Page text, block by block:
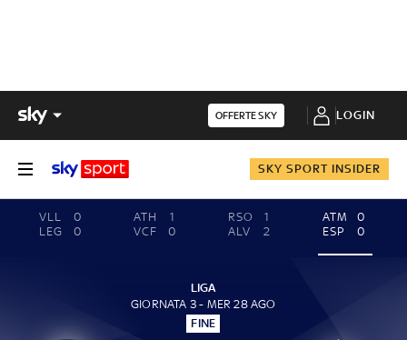
OFFERTE SKY LOGIN
SKY SPORT INSIDER
VLL
0
LEG
0
ATH
1
VCF
0
RSO
1
ALV
2
ATM
0
ESP
0
LIGA
GIORNATA 3 - MER 28 AGO
FINE